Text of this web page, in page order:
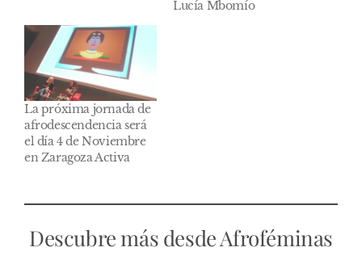
Lucía Mbomío
La próxima jornada de
afrodescendencia será
el día 4 de Noviembre
en Zaragoza Activa
Descubre más desde Afroféminas